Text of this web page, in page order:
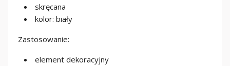
skręcana
kolor: biały
Zastosowanie:
element dekoracyjny